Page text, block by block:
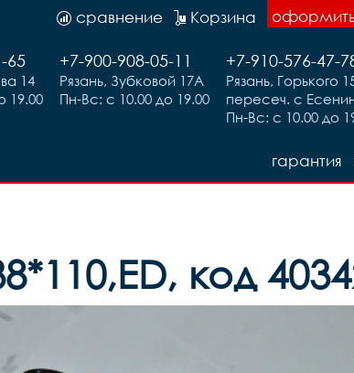
Корзина
сравнение
+7-910-576-47-
Рязань, Горького
пересеч. с
Пн-Вс: с 10.00 до
+7-900-908-05-11
Рязань, Зубковой 17А
Пн-Вс: с 10.00 до 19.00
65
14
19.00
гарантия
код